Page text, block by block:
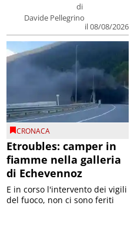
di
Davide Pellegrino
il 08/08/2026
CRONACA
Etroubles: camper in
fiamme nella galleria
di Echevennoz
E in corso l'intervento dei vigili
del fuoco, non ci sono feriti